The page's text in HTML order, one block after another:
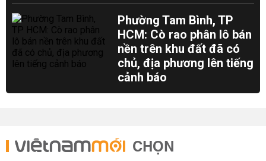
Phường Tam Bình, TP
HCM: Cò rao phân lô bán
nền trên khu đất đã có
chủ, địa phương lên tiếng
cảnh báo
CHỌN